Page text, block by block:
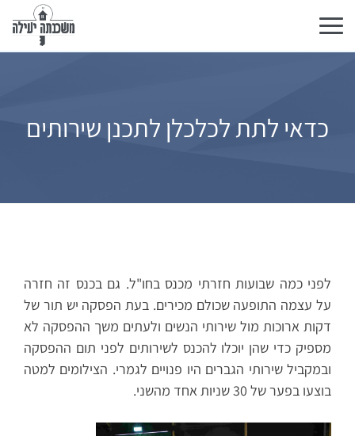
Toggle
navigation
כדאי לתת לכלכלן לתכנן שירותים
לפני כמה שבועות חזרתי מכנס בחו"ל. גם בכנס זה חזרה
על עצמה התופעה שכולם מכירים. בעת הפסקה יש תור של
דקות ארוכות מול שירותי הנשים ולעתים משך ההפסקה לא
מספיק כדי שהן יוכלו להכנס לשירותים לפני תום ההפסקה
ובמקביל שירותי הגברים היו פנויים לגמרי. הצילומים למטה
בוצעו בפער של 30 שניות אחד מהשני.